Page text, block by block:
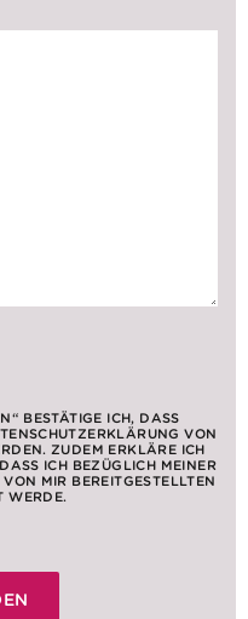
BESTÄTIGE ICH, DASS
VON A
ZUDEM ERKLÄRE ICH M
ICH BEZÜGLICH MEINER A
MIR BEREITGESTELLTEN I
WERDE.